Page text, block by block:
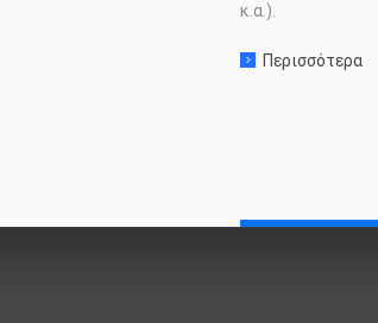
κ.α.).
Περισσότερα